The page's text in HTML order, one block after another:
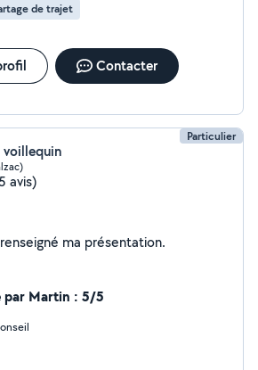
de trajet
Contacter
Particulier
voillequin
avis)
Je n'ai pas encore renseigné ma présentation.
par Martin : 5/5